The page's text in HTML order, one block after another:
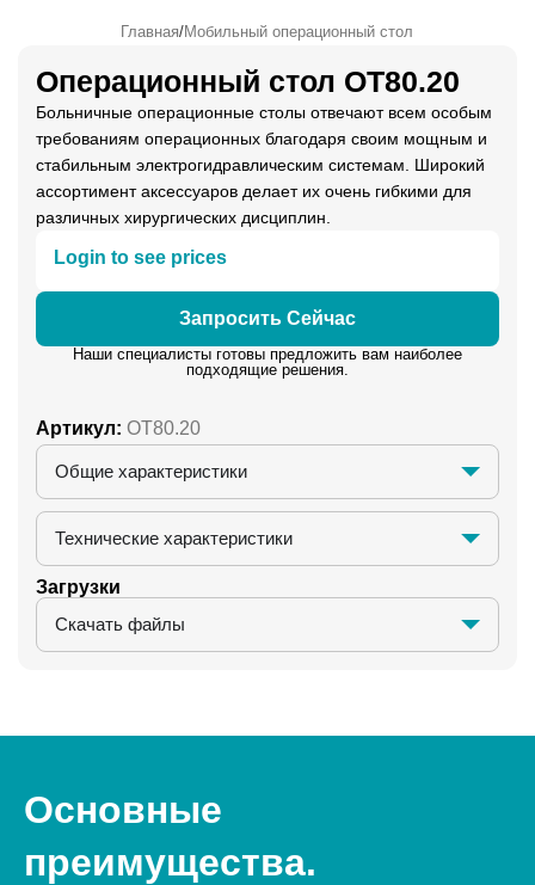
Главная/Мобильный операционный стол
Операционный стол OT80.20
Больничные операционные столы отвечают всем особым
требованиям операционных благодаря своим мощным и
стабильным электрогидравлическим системам. Широкий
ассортимент аксессуаров делает их очень гибкими для
различных хирургических дисциплин.
Login to see prices
Запросить Сейчас
Наши специалисты готовы предложить вам наиболее
подходящие решения.
Артикул: OT80.20
Общие характеристики
Технические характеристики
Загрузки
Скачать файлы
Основные
преимущества.